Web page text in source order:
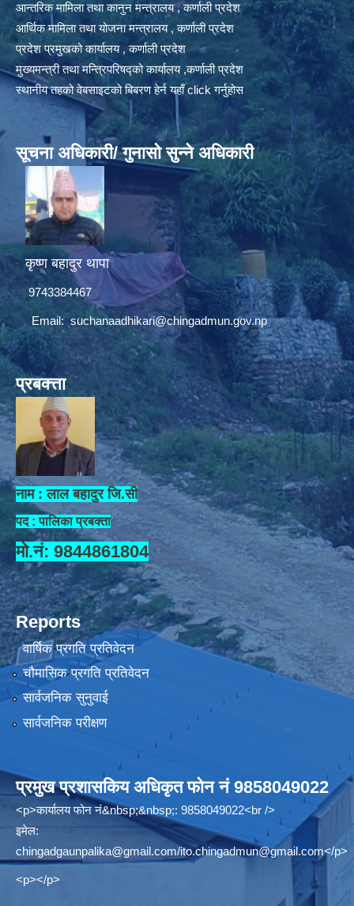
आन्तरिक मामिला तथा कानुन मन्त्रालय , कर्णाली प्रदेश
आर्थिक मामिला तथा योजना मन्त्रालय , कर्णाली प्रदेश
प्रदेश प्रमुखको कार्यालय , कर्णाली प्रदेश
मुख्यमन्त्री तथा मन्त्रिपरिषद्को कार्यालय ,कर्णाली प्रदेश
स्थानीय तहको वेबसाइटको बिबरण हेर्न यहाँ click गर्नुहोस
सूचना अधिकारी/ गुनासो सुन्ने अधिकारी
कृष्ण बहादुर थापा
9743384467
Email:suchanaadhikari@chingadmun.gov.np
प्रबक्त्ता
नाम : लाल बहादुर जि.सी
पद : पालिका प्रबक्ता
मो.नं: 9844861804
Reports
वार्षिक प्रगति प्रतिवेदन
चौमासिक प्रगति प्रतिवेदन
सार्वजनिक सुनुवाई
सार्वजनिक परीक्षण
प्रमुख प्रशासकिय अधिकृत फोन नं 9858049022
<p>कार्यालय फोन नं&nbsp;&nbsp;: 9858049022<br />
इमेल:
chingadgaunpalika@gmail.com/ito.chingadmun@gmail.com</p>
<p></p>